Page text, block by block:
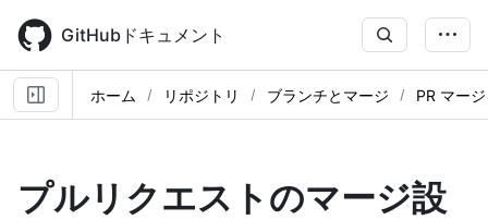
main
content
GitHubドキュメント
ホーム リポジトリ ブランチとマージ PR マー
プルリクエストのマージ設